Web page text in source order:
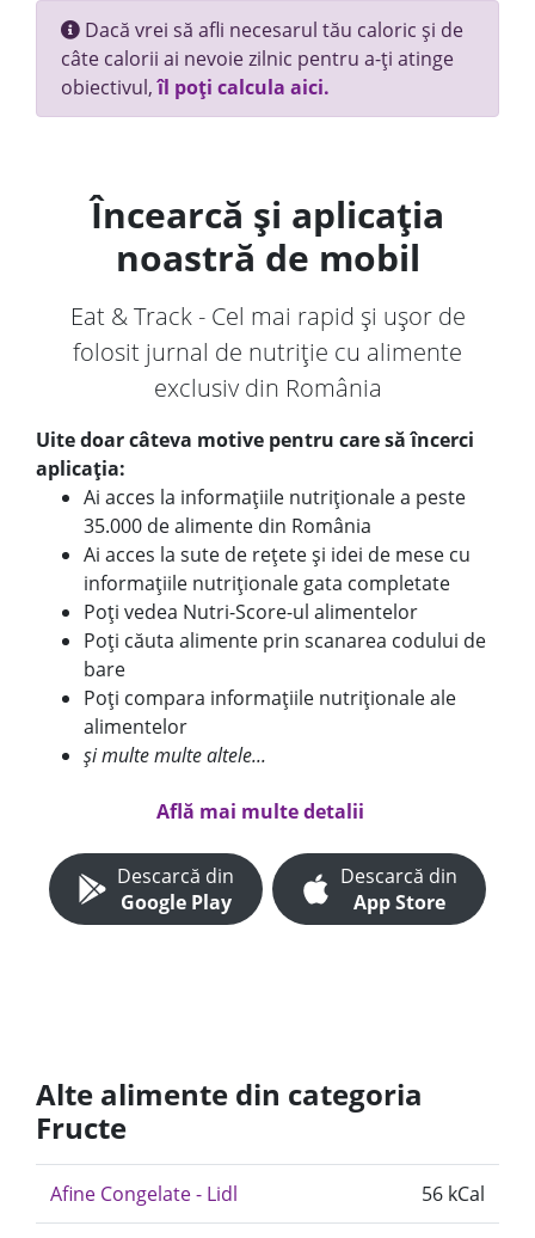
Dacă vrei să afli necesarul tău caloric și de
câte calorii ai nevoie zilnic pentru a-ți atinge
obiectivul,îl poți calcula aici.
Încearcă și aplicația
noastră de mobil
Eat & Track - Cel mai rapid și ușor de
folosit jurnal de nutriție cu alimente
exclusiv din România
Uite doar câteva motive pentru care să încerci
aplicația:
Ai acces la informațiile nutriționale a peste
35.000 de alimente din România
Ai acces la sute de rețete și idei de mese cu
informațiile nutriționale gata completate
Poți vedea Nutri-Score-ul alimentelor
Poți căuta alimente prin scanarea codului de
bare
Poți compara informațiile nutriționale ale
alimentelor
și multe multe altele...
Află mai multe detalii
Descarcă din
Google Play
Descarcă din
App Store
Alte alimente din categoria
Fructe
Afine Congelate - Lidl 56 kCal